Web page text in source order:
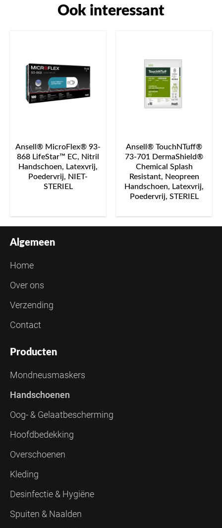
Ook interessant
Ansell® MicroFlex® 93-
868 LifeStar™ EC, Nitril
Handschoen, Latexvrij,
Poedervrij, NIET-
STERIEL
Ansell® TouchNTuff®
73-701 DermaShield®
Chemical Splash
Resistant, Neopreen
Handschoen, Latexvrij,
Poedervrij, STERIEL
Algemeen
Home
Over ons
Verzending
Contact
Producten
Mondneusmaskers
Handschoenen
Oog- & Gelaatbescherming
Hoofdbedekking
Overschoenen
Kleding
Desinfectie & Hygiëne
Spuiten & Naalden